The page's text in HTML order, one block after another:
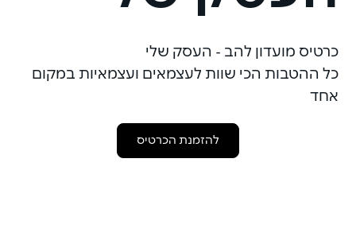
כרטיס מועדון להב - העסק שלי
כל ההטבות הכי שוות לעצמאים ועצמאיות במקום
אחד
להזמנת הכרטיס